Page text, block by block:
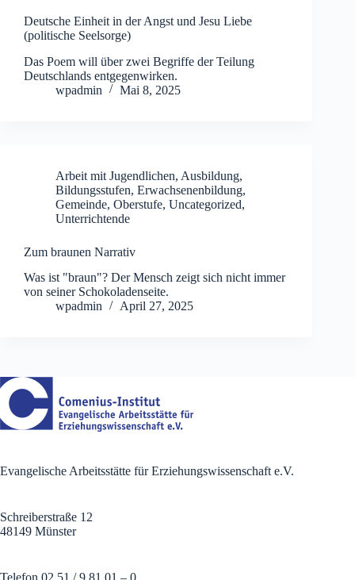
Deutsche Einheit in der Angst und Jesu Liebe
(politische Seelsorge)
Das Poem will über zwei Begriffe der Teilung
Deutschlands entgegenwirken.
wpadmin
Mai 8, 2025
Arbeit mit Jugendlichen, Ausbildung,
Bildungsstufen, Erwachsenenbildung,
Gemeinde, Oberstufe, Uncategorized,
Unterrichtende
Zum braunen Narrativ
Was ist "braun"? Der Mensch zeigt sich nicht immer
von seiner Schokoladenseite.
wpadmin
April 27, 2025
Evangelische Arbeitsstätte für Erziehungswissenschaft e.V.
Schreiberstraße 12
48149 Münster